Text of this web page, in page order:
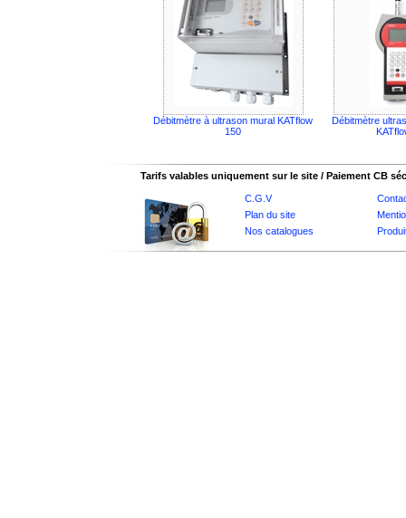
Débitmètre à ultrason mural KATflow
150
Débitmètre
Tarifs valables uniquement sur le site / Paiement CB
C.G.V
Plan du site
Nos catalogues